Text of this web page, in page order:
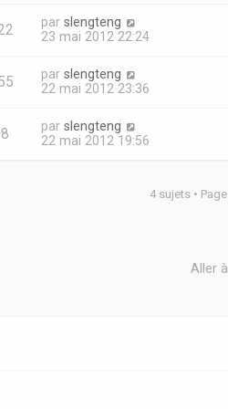
par slengteng
23 mai 2012 22:24
par slengteng
22 mai 2012 23:36
par slengteng
22 mai 2012 19:56
4 sujets • Page
Aller à